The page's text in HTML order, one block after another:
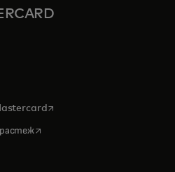
tab
in a new tab
in a new tab
opens in a new tab
opens in a new tab